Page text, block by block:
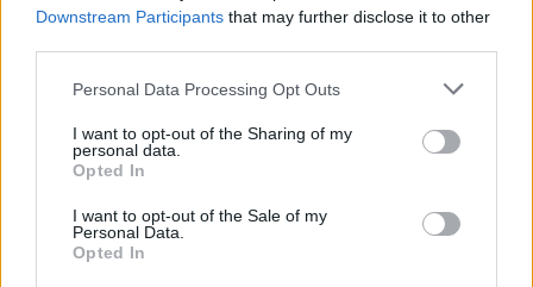
Downstream Participants that may further disclose it to other
Please note that this website/app uses one or more Google
not limited to your visit or usage behaviour. You may click to
grant or deny consent to Google and its third-party tags to
use your data for below specified purposes in below Google
consent section.
Personal Data Processing Opt Outs
I want to opt-out of the Sharing of my
personal data.
Opted In
I want to opt-out of the Sale of my
Personal Data.
Opted In